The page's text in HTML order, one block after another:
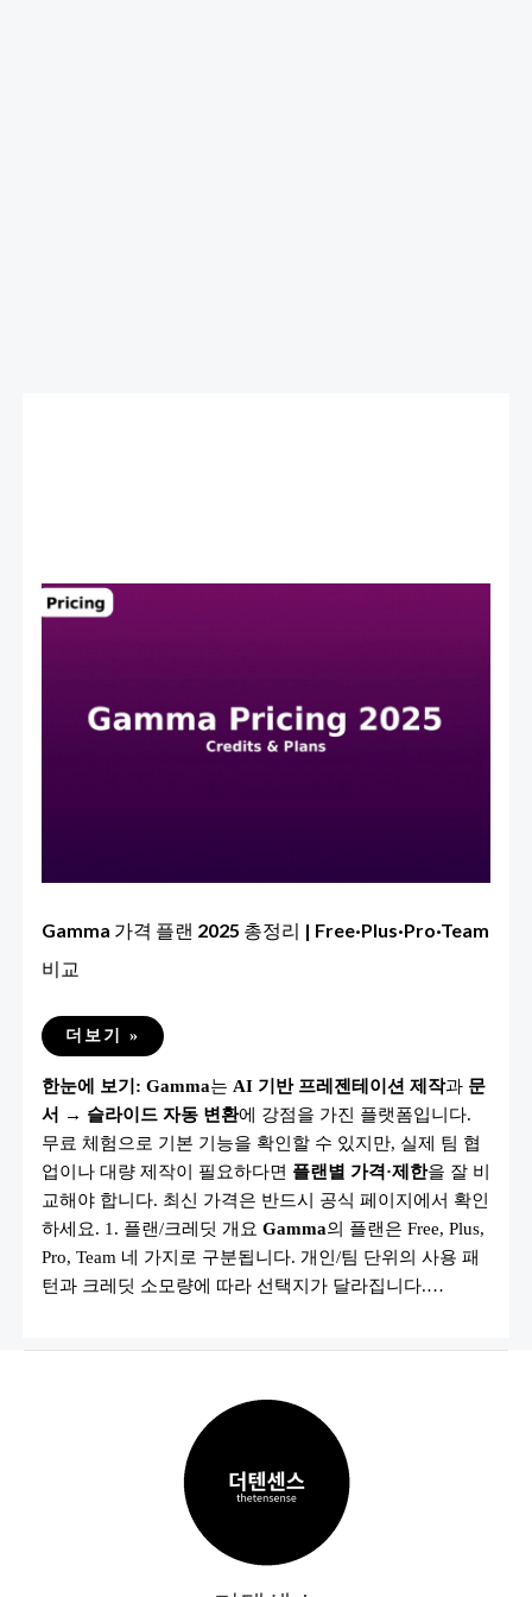
Gamma 가격 플랜 2025 총정리 | Free·Plus·Pro·Team
비교
GAMMA
플
2025
총
정
리
FREE·PLUS·PRO·TEAM
비
교
더보기 »
한눈에 보기: Gamma는 AI 기반 프레젠테이션 제작과 문
서 → 슬라이드 자동 변환에 강점을 가진 플랫폼입니다.
무료 체험으로 기본 기능을 확인할 수 있지만, 실제 팀 협
업이나 대량 제작이 필요하다면 플랜별 가격·제한을 잘 비
교해야 합니다. 최신 가격은 반드시 공식 페이지에서 확인
하세요. 1. 플랜/크레딧 개요 Gamma의 플랜은 Free, Plus,
Pro, Team 네 가지로 구분됩니다. 개인/팀 단위의 사용 패
턴과 크레딧 소모량에 따라 선택지가 달라집니다.…